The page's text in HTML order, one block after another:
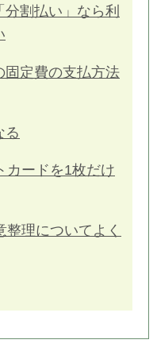
分割払い」なら利
固定費の支払方法
る
カードを1枚だけ
理についてよく